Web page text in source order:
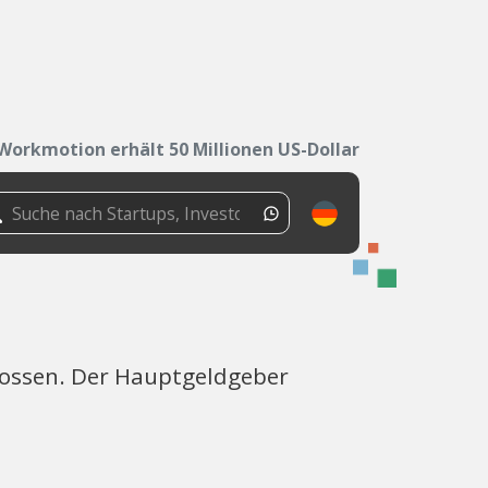
erhält 50 Millionen US-Dollar
Der Hauptgeldgeber